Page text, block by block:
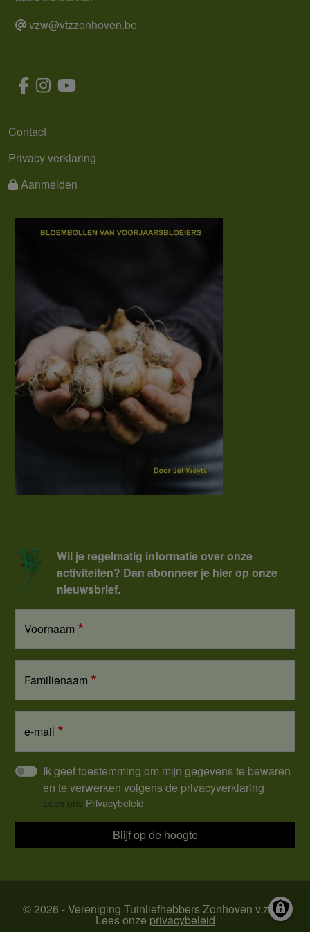
vzw@vtzzonhoven.be
Contact
Privacy verklaring
Aanmelden
Wil je regelmatig informatie over onze
activiteiten? Dan abonneer je hier op onze
nieuwsbrief.
Voornaam
Familienaam
e-mail
Ik geef toestemming om mijn gegevens te bewaren
en te verwerken volgens de privacyverklaring
Lees ons Privacybeleid
Blijf op de hoogte
© 2026 - Vereniging Tuinliefhebbers Zonhoven v.z.w. |
Lees onze privacybeleid